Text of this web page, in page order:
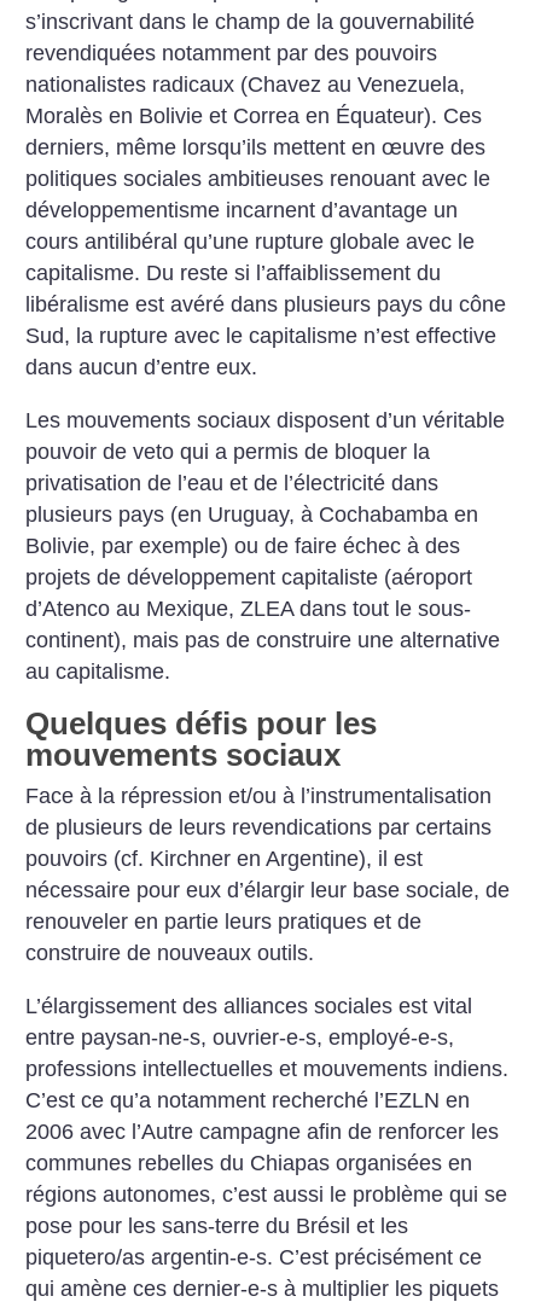
s’inscrivant dans le champ de la gouvernabilité
revendiquées notamment par des pouvoirs
nationalistes radicaux (Chavez au Venezuela,
Moralès en Bolivie et Correa en Équateur). Ces
derniers, même lorsqu’ils mettent en œuvre des
politiques sociales ambitieuses renouant avec le
développementisme incarnent d’avantage un
cours antilibéral qu’une rupture globale avec le
capitalisme. Du reste si l’affaiblissement du
libéralisme est avéré dans plusieurs pays du cône
Sud, la rupture avec le capitalisme n’est effective
dans aucun d’entre eux.
Les mouvements sociaux disposent d’un véritable
pouvoir de veto qui a permis de bloquer la
privatisation de l’eau et de l’électricité dans
plusieurs pays (en Uruguay, à Cochabamba en
Bolivie, par exemple) ou de faire échec à des
projets de développement capitaliste (aéroport
d’Atenco au Mexique, ZLEA dans tout le sous-
continent), mais pas de construire une alternative
au capitalisme.
Quelques défis pour les
mouvements sociaux
Face à la répression et/ou à l’instrumentalisation
de plusieurs de leurs revendications par certains
pouvoirs (cf. Kirchner en Argentine), il est
nécessaire pour eux d’élargir leur base sociale, de
renouveler en partie leurs pratiques et de
construire de nouveaux outils.
L’élargissement des alliances sociales est vital
entre paysan-ne-s, ouvrier-e-s, employé-e-s,
professions intellectuelles et mouvements indiens.
C’est ce qu’a notamment recherché l’EZLN en
2006 avec l’Autre campagne afin de renforcer les
communes rebelles du Chiapas organisées en
régions autonomes, c’est aussi le problème qui se
pose pour les sans-terre du Brésil et les
piquetero/as argentin-e-s. C’est précisément ce
qui amène ces dernier-e-s à multiplier les piquets